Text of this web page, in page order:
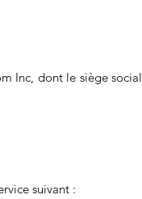
Inc, dont le siège
suivant :